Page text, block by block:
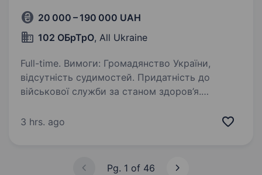
20 000 – 190 000 UAH
102 ОБрТрО, All Ukraine
Full-time. Вимоги: Громадянство України,
відсутність судимостей. Придатність до
військової служби за станом здоров’я.
та вдосконалювати свої навички. Вміння
3 hrs. ago
Pg. 1 of 46